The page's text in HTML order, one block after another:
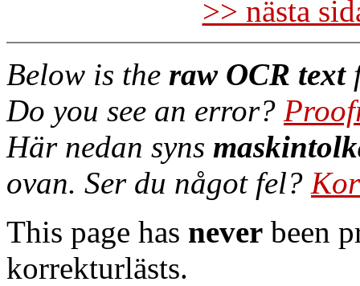
>> nästa
Below is the raw OCR text
Do you see an error?
Här nedan syns
ovan. Ser du något fel?
This page has never been
korrekturlästs.